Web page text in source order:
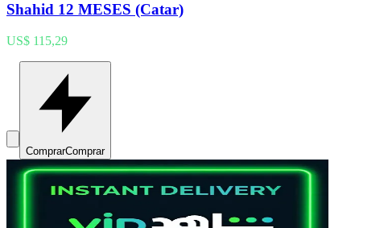
Shahid 12 MESES (Catar)
US$ 115,29
ComprarComprar